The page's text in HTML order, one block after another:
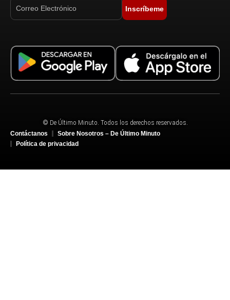
Inscríbeme
© De Último Minuto. Todos los derechos reservados.
Contáctanos
Sobre Nosotros – De Último Minuto
Política de privacidad